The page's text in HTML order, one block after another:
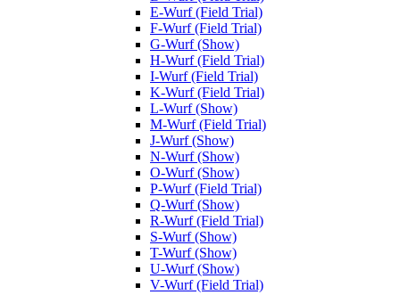
E-Wurf (Field Trial)
F-Wurf (Field Trial)
G-Wurf (Show)
H-Wurf (Field Trial)
I-Wurf (Field Trial)
K-Wurf (Field Trial)
L-Wurf (Show)
M-Wurf (Field Trial)
J-Wurf (Show)
N-Wurf (Show)
O-Wurf (Show)
P-Wurf (Field Trial)
Q-Wurf (Show)
R-Wurf (Field Trial)
S-Wurf (Show)
T-Wurf (Show)
U-Wurf (Show)
V-Wurf (Field Trial)